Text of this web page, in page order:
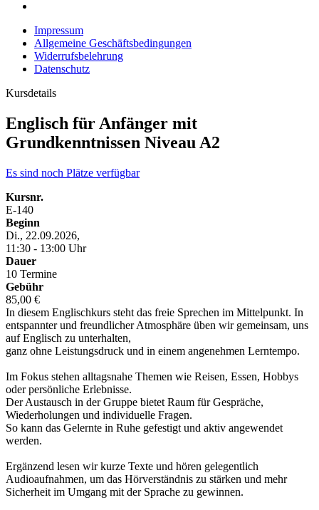
Impressum
Allgemeine Geschäftsbedingungen
Widerrufsbelehrung
Datenschutz
Kursdetails
Englisch für Anfänger mit
Grundkenntnissen Niveau A2
Es sind noch Plätze verfügbar
Kursnr.
E-140
Beginn
Di., 22.09.2026,
11:30 - 13:00 Uhr
Dauer
10 Termine
Gebühr
85,00 €
In diesem Englischkurs steht das freie Sprechen im Mittelpunkt. In
entspannter und freundlicher Atmosphäre üben wir gemeinsam, uns
auf Englisch zu unterhalten,
ganz ohne Leistungsdruck und in einem angenehmen Lerntempo.
Im Fokus stehen alltagsnahe Themen wie Reisen, Essen, Hobbys
oder persönliche Erlebnisse.
Der Austausch in der Gruppe bietet Raum für Gespräche,
Wiederholungen und individuelle Fragen.
So kann das Gelernte in Ruhe gefestigt und aktiv angewendet
werden.
Ergänzend lesen wir kurze Texte und hören gelegentlich
Audioaufnahmen, um das Hörverständnis zu stärken und mehr
Sicherheit im Umgang mit der Sprache zu gewinnen.